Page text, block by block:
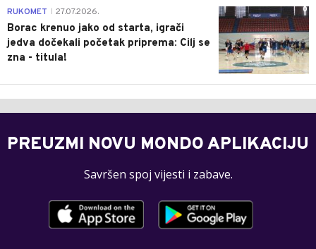
0
RUKOMET 27.07.2026.
Borac krenuo jako od starta, igrači
jedva dočekali početak priprema: Cilj se
zna - titula!
PREUZMI NOVU MONDO APLIKACIJU
Savršen spoj vijesti i zabave.